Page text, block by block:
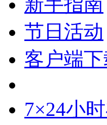
节日活动
客户端
7×24小